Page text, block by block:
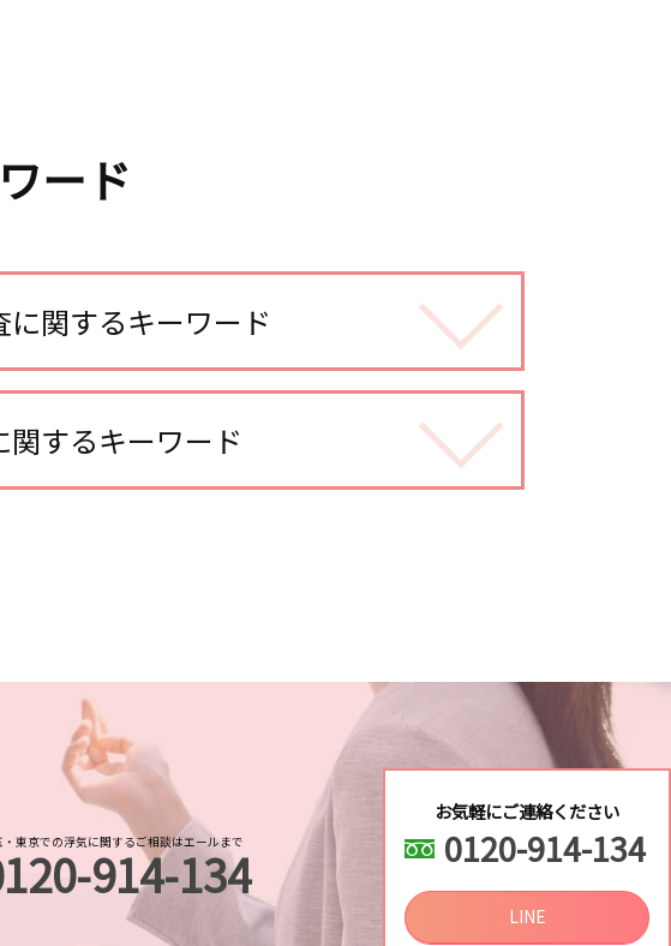
ード
に関するキーワード
訴える
費用
どうやって 調べる
違法
価格
なぜ わかる
おすすめ
夫
いくら
関するキーワード
マホ調査
市 人探し
人探し
気不倫調査
身辺調査
クタウン 身辺調査
クタウン 浮気不倫調査
トーカー被害 対策
・東京での浮気に関するご相談はエールまで
914-134
お気軽にご連絡ください
0120-914-134
LINE